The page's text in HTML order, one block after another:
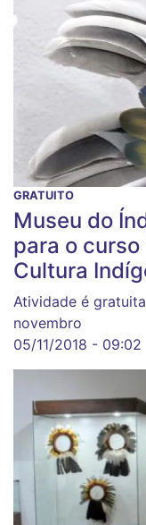
GRATUITO
Museu do
para o
Cultura
Atividade é
novembro
05/11/2018 - 09:02